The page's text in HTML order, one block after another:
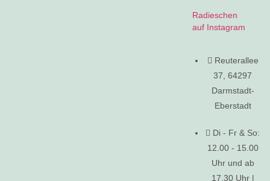
Radieschen
auf Instagram
Reuterallee
37, 64297
Darmstadt-
Eberstadt
Di - Fr & So:
12.00 - 15.00
Uhr und ab
17.30 Uhr |